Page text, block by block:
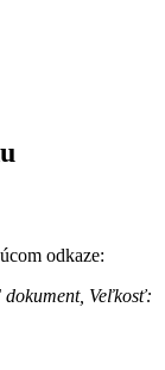
odkaze:
Veľkosť: